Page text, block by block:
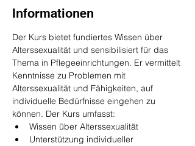
Informationen
Der Kurs bietet fundiertes Wissen über
Alterssexualität und sensibilisiert für das
Thema in Pflegeeinrichtungen. Er vermittelt
Kenntnisse zu Problemen mit
Alterssexualität und Fähigkeiten, auf
individuelle Bedürfnisse eingehen zu
können. Der Kurs umfasst:
Wissen über Alterssexualität
Unterstützung individueller